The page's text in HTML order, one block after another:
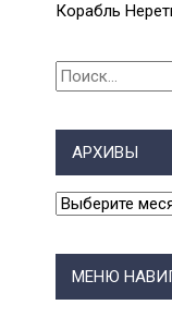
Корабль
Найти:
АРХИВЫ
АРХИВЫ
МЕНЮ